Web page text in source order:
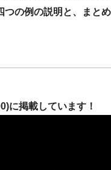
つの例の説明と、まとめ
に掲載しています！